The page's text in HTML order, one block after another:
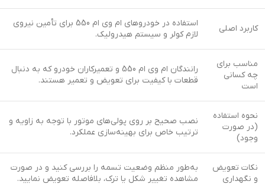
کاربرد اصلی
استفاده در خودروهای ام وی ام 550 برای تأمین نیروی
لازم کولر و سیستم هیدرولیک.
مناسب برای
چه کسانی
است
رانندگان ام وی ام 550 و تعمیرکاران خودرو که به دنبال
قطعات با کیفیت برای تعویض و تعمیر هستند.
نحوه استفاده
(در صورت
وجود)
نصب صحیح بر روی پولی‌های موتور با توجه به زاویه و
ترتیب خاص برای بهینه‌سازی عملکرد.
نکات تعویض
و نگهداری
به‌طور منظم وضعیت تسمه را بررسی کنید و در صورت
مشاهده تغییر شکل یا ترک، بلافاصله تعویض نمایید.